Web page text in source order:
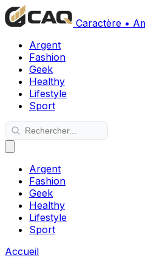
Caractère •
Argent
Fashion
Geek
Healthy
Lifestyle
Sport
Argent
Fashion
Geek
Healthy
Lifestyle
Sport
Accueil